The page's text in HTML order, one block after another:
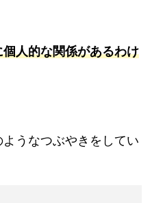
人的な関係があるわけ
うなつぶやきをしてい